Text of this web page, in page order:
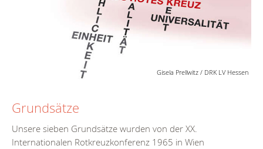
Gisela Prellwitz / DRK LV Hessen
Grundsätze
Unsere sieben Grundsätze wurden von der XX.
Internationalen Rotkreuzkonferenz 1965 in Wien